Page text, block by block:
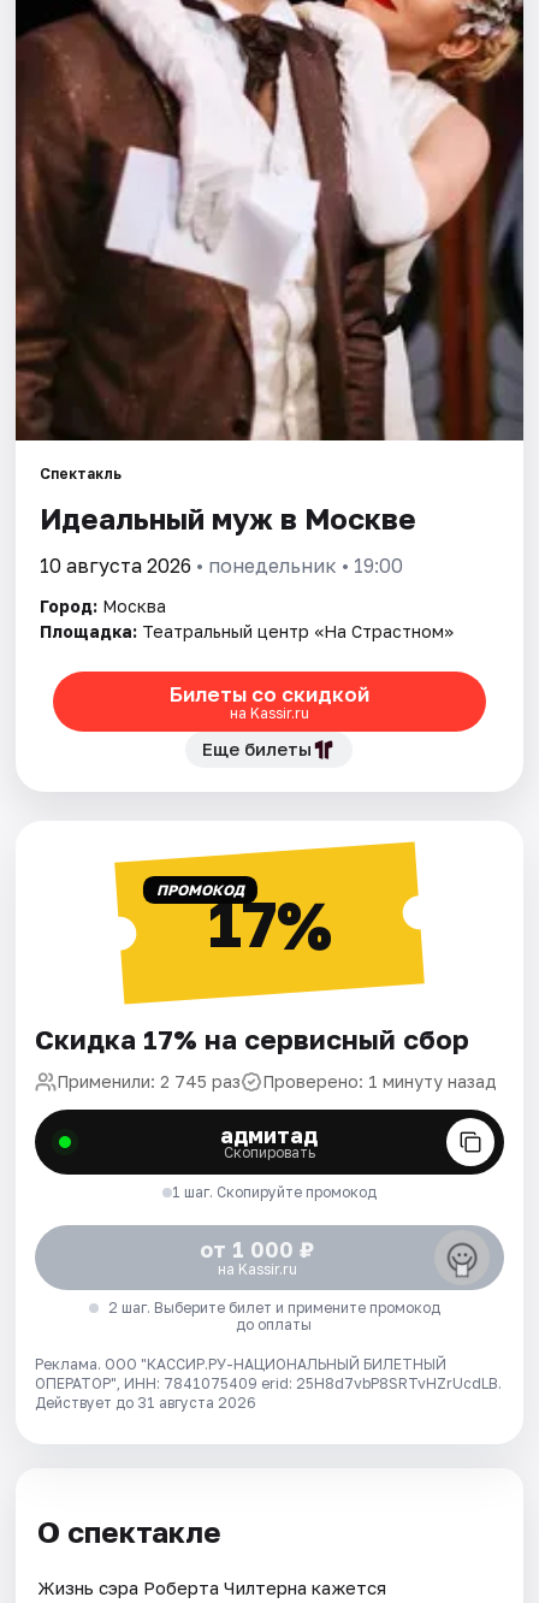
Города
Площадки
Артисты
Рейтинги
Спектакль
Идеальный муж в Москве
10 августа 2026 • понедельник • 19:00
Город: Москва
Площадка: Театральный центр «На Страстном»
Билеты со скидкой
на Kassir.ru
Еще билеты
ПРОМОКОД17%
Скидка 17% на сервисный сбор
Применили: 2 745 раз Проверено: 1 минуту назад
адмитад
Скопировать
1 шаг. Скопируйте промокод
от 1 000 ₽
на Kassir.ru
2 шаг. Выберите билет и примените промокод
до оплаты
Реклама. ООО "КАССИР.РУ-НАЦИОНАЛЬНЫЙ БИЛЕТНЫЙ
ОПЕРАТОР", ИНН: 7841075409 erid: 25H8d7vbP8SRTvHZrUcdLB.
Действует до 31 августа 2026
О спектакле
Жизнь сэра Роберта Чилтерна кажется